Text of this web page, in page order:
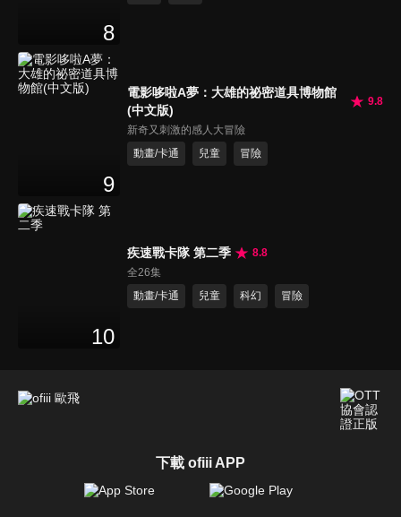
8
9
電影哆啦A夢：大雄的祕密道具博物館
(中文版)
9.8
新奇又刺激的感人大冒險
動畫/卡通
兒童 冒險
10
疾速戰卡隊 第二季
8.8
全26集
動畫/卡通
兒童 科幻 冒險
下載 ofiii APP